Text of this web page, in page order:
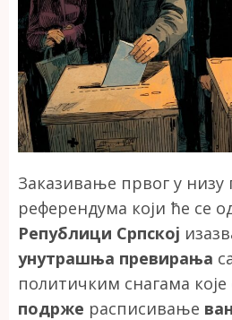
Заказивање првог у низу
референдума који ће се
Републици Српској
унутрашња превирања
политичким снагама које
подрже расписивање